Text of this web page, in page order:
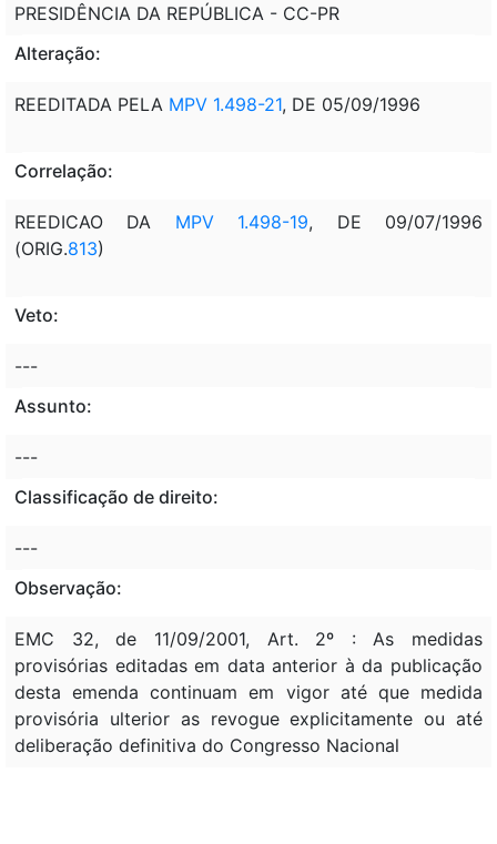
PRESIDÊNCIA DA REPÚBLICA - CC-PR
Alteração:
REEDITADA PELA MPV 1.498-21, DE 05/09/1996
Correlação:
REEDICAO DA MPV 1.498-19, DE 09/07/1996
(ORIG.813)
Veto:
---
Assunto:
---
Classificação de direito:
---
Observação:
EMC 32, de 11/09/2001, Art. 2º : As medidas
provisórias editadas em data anterior à da publicação
desta emenda continuam em vigor até que medida
provisória ulterior as revogue explicitamente ou até
deliberação definitiva do Congresso Nacional